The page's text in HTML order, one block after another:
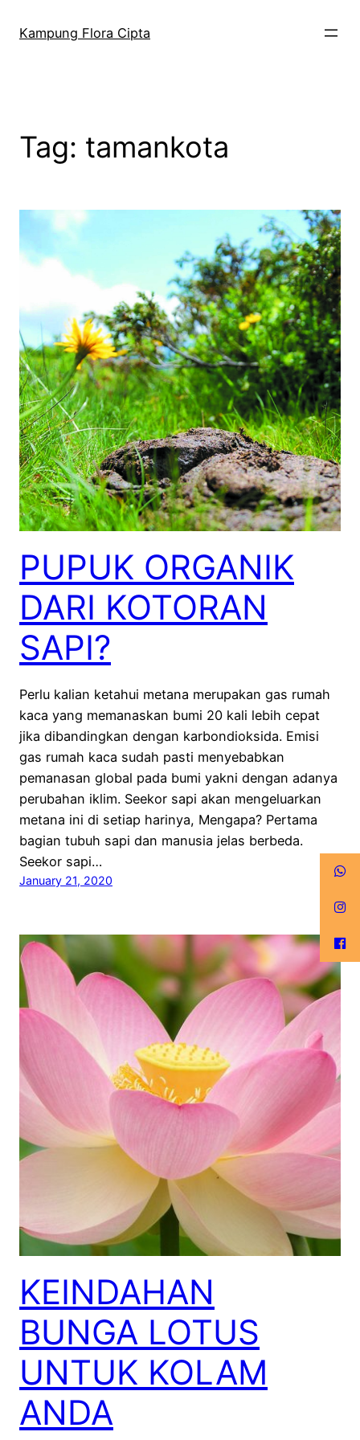
Kampung Flora Cipta
Tag: tamankota
PUPUK ORGANIK
DARI KOTORAN
SAPI?
Perlu kalian ketahui metana merupakan gas rumah
kaca yang memanaskan bumi 20 kali lebih cepat
jika dibandingkan dengan karbondioksida. Emisi
gas rumah kaca sudah pasti menyebabkan
pemanasan global pada bumi yakni dengan adanya
perubahan iklim. Seekor sapi akan mengeluarkan
metana ini di setiap harinya, Mengapa? Pertama
bagian tubuh sapi dan manusia jelas berbeda.
Seekor sapi…
January 21, 2020
KEINDAHAN
BUNGA LOTUS
UNTUK KOLAM
ANDA